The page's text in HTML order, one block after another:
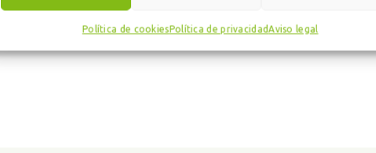
Política de cookiesPolítica de privacidadAviso legal
CLF70086 700 Litros